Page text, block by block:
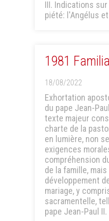
III. Indications
piété: l'Angélus
1981
18/08/2022
Exhortation
du pape Jean-
texte majeur
charte de la
en lumière, non
exigences
compréhension
de la famille,
développement
mariage, y
sacramentelle,
pape Jean-Paul II.